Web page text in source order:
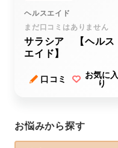
お悩みから探す
ヘルスエイド
まだ口コミはありません
サラシア 【ヘルス
エイド】
口コミ
お気に入
り